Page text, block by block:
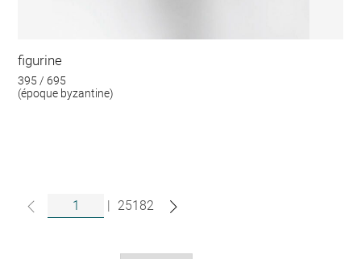
figurine
395 / 695
(époque byzantine)
| 25182